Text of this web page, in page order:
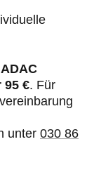
95 €. Für
unter 030 86